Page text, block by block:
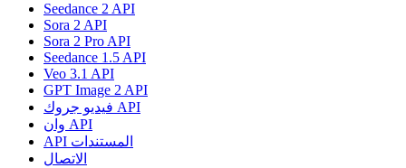
Seedance 2 API
Sora 2 API
Sora 2 Pro API
Seedance 1.5 API
Veo 3.1 API
GPT Image 2 API
فيديو جروك API
وان API
API المستندات
الاتصال